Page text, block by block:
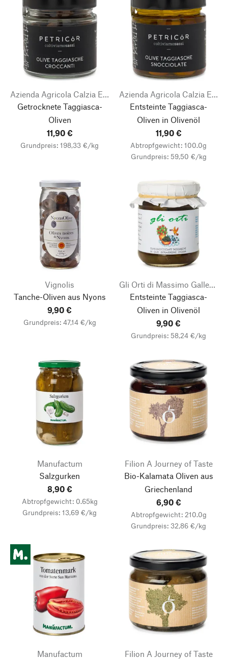
Azienda Agricola Calzia Euro
Getrocknete Taggiasca-
Oliven
11,90 €
Grundpreis: 198,33 €/kg
Azienda Agricola Calzia Euro
Entsteinte Taggiasca-
Oliven in Olivenöl
11,90 €
Abtropfgewicht: 100.0g
Grundpreis: 59,50 €/kg
Vignolis
Tanche-Oliven aus Nyons
9,90 €
Grundpreis: 47,14 €/kg
Gli Orti di Massimo Galleano
Entsteinte Taggiasca-
Oliven in Olivenöl
9,90 €
Grundpreis: 58,24 €/kg
Manufactum
Salzgurken
8,90 €
Abtropfgewicht: 0.65kg
Grundpreis: 13,69 €/kg
Filion A Journey of Taste
Bio-Kalamata Oliven aus
Griechenland
6,90 €
Abtropfgewicht: 210.0g
Grundpreis: 32,86 €/kg
Manufactum
Filion A Journey of Taste